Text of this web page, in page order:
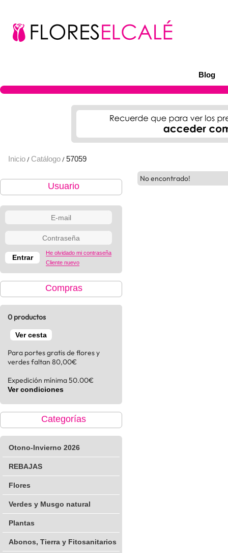
Blog
Inicio / Catálogo / 57059
Usuario
He olvidado mi contraseña
Cliente nuevo
Compras
0 productos
Ver cesta
Para portes gratis de flores y
verdes faltan 80,00€
Expedición mínima 50.00€
Ver condiciones
Categorías
Otono-Invierno 2026
REBAJAS
Flores
Verdes y Musgo natural
Plantas
Abonos, Tierra y Fitosanitarios
No encontrado!